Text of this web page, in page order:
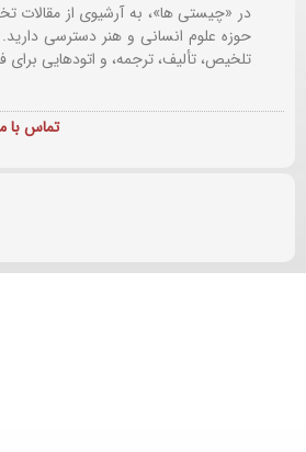
در «چیستی ها»، به آرشیوی از
حوزه علوم انسانی و هنر دسترسی
تلخیص، تألیف، ترجمه، و اتودهایی برای
تماس با